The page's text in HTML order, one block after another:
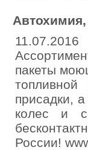
11.07.2016
пакеты
присадки,
колес и
России!